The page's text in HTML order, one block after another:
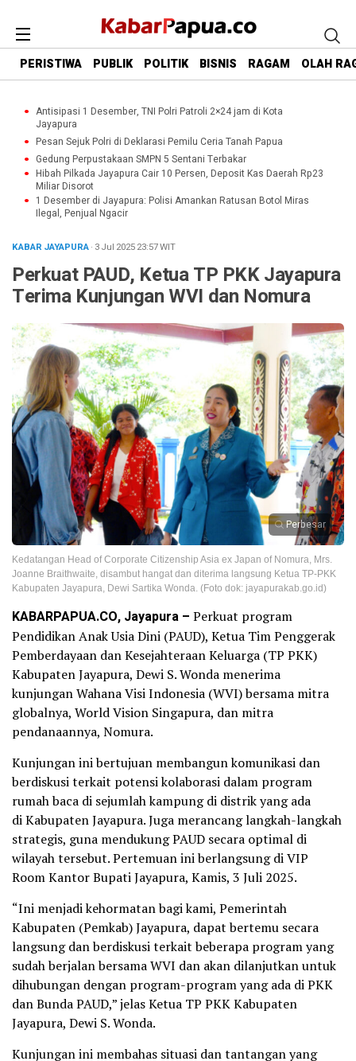
PERISTIWA PUBLIK POLITIK BISNIS RAGAM OLAH
Antisipasi 1 Desember, TNI Polri Patroli 2×24 jam di Kota
Jayapura
Pesan Sejuk Polri di Deklarasi Pemilu Ceria Tanah Papua
Gedung Perpustakaan SMPN 5 Sentani Terbakar
Hibah Pilkada Jayapura Cair 10 Persen, Deposit Kas Daerah Rp23
Miliar Disorot
1 Desember di Jayapura: Polisi Amankan Ratusan Botol Miras
Ilegal, Penjual Ngacir
KABAR JAYAPURA· 3 Jul 202523:57WIT
Perkuat PAUD, Ketua TP PKK Jayapura
Terima Kunjungan WVI dan Nomura
Perbesar
Kedatangan Head of Corporate Citizenship Asia ex Japan of Nomura, Mrs.
Joanne Braithwaite, disambut hangat dan diterima langsung Ketua TP-PKK
Kabupaten Jayapura, Dewi Sartika Wonda. (Foto dok: jayapurakab.go.id)
KABARPAPUA.CO, Jayapura – Perkuat program
Pendidikan Anak Usia Dini (PAUD), Ketua Tim Penggerak
Pemberdayaan dan Kesejahteraan Keluarga (TP PKK)
Kabupaten Jayapura, Dewi S. Wonda menerima
kunjungan Wahana Visi Indonesia (WVI) bersama mitra
globalnya, World Vision Singapura, dan mitra
pendanaannya, Nomura.
Kunjungan ini bertujuan membangun komunikasi dan
berdiskusi terkait potensi kolaborasi dalam program
rumah baca di sejumlah kampung di distrik yang ada
di Kabupaten Jayapura. Juga merancang langkah-langkah
strategis, guna mendukung PAUD secara optimal di
wilayah tersebut. Pertemuan ini berlangsung di VIP
Room Kantor Bupati Jayapura, Kamis, 3 Juli 2025.
“Ini menjadi kehormatan bagi kami, Pemerintah
Kabupaten (Pemkab) Jayapura, dapat bertemu secara
langsung dan berdiskusi terkait beberapa program yang
sudah berjalan bersama WVI dan akan dilanjutkan untuk
dihubungan dengan program-program yang ada di PKK
dan Bunda PAUD,” jelas Ketua TP PKK Kabupaten
Jayapura, Dewi S. Wonda.
Kunjungan ini membahas situasi dan tantangan yang